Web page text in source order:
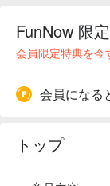
FunNow 限定
会員限定特典を今
会員になる
トップ